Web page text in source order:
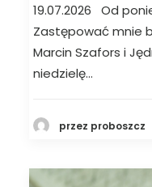
19.07.2026 Od
Zastępować mnie
Marcin Szafors i
niedzielę…
przez proboszcz